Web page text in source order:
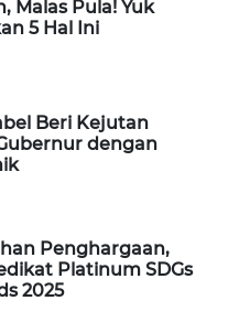
Malas Pula! Yuk
5 Hal Ini
Beri Kejutan
dengan
Penghargaan,
Platinum SDGs
2025